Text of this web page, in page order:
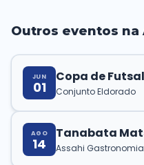
ACESSIBILIDADE
Contraste A- A+
CLIMA AGORA
Chuva
24°C
Outros eventos na
JUN
01
Copa de
Menores
Conjunto Eldorado
AGO
14
Tanabata
Assahi Gastronomia